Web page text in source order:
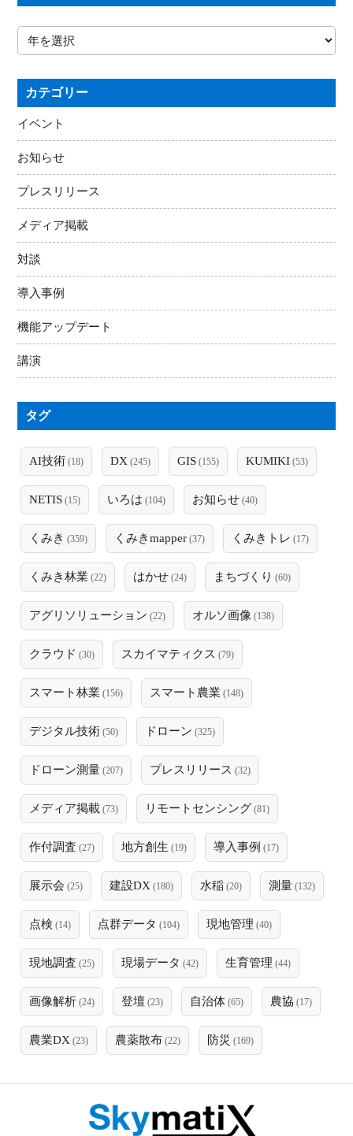
カテゴリー
イベント
お知らせ
プレスリリース
メディア掲載
対談
導入事例
機能アップデート
講演
タグ
AI技術 (18) DX (245) GIS (155) KUMIKI (53)
NETIS (15) いろは (104) お知らせ (40)
くみき (359) くみきmapper (37) くみきトレ (17)
くみき林業 (22) はかせ (24) まちづくり (60)
アグリソリューション (22) オルソ画像 (138)
クラウド (30) スカイマティクス (79)
スマート林業 (156) スマート農業 (148)
デジタル技術 (50) ドローン (325)
ドローン測量 (207) プレスリリース (32)
メディア掲載 (73) リモートセンシング (81)
作付調査 (27) 地方創生 (19) 導入事例 (17)
展示会 (25) 建設DX (180) 水稲 (20) 測量 (132)
点検 (14) 点群データ (104) 現地管理 (40)
現地調査 (25) 現場データ (42) 生育管理 (44)
画像解析 (24) 登壇 (23) 自治体 (65) 農協 (17)
農業DX (23) 農薬散布 (22) 防災 (169)